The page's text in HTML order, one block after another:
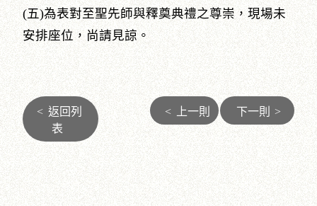
(五)為表對至聖先師與釋奠典禮之尊崇，現場未
安排座位，尚請見諒。
< 返回列
表
< 上一則 下一則 >